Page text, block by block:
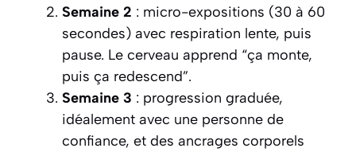
Semaine 2 : micro-expositions (30 à 60
secondes) avec respiration lente, puis
pause. Le cerveau apprend “ça monte,
puis ça redescend”.
Semaine 3 : progression graduée,
idéalement avec une personne de
confiance, et des ancrages corporels